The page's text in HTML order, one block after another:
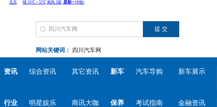
网站关键词： 四川汽车网
资讯 综合资讯 其它资讯 新车 汽车导购 新车展示
行业 明星娱乐 商讯大咖 保养 考试指南 金融资讯